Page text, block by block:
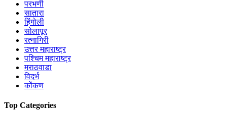
परभणी
सातारा
हिंगोली
सोलापूर
रत्नागिरी
उत्तर महाराष्ट्र
पश्चिम महाराष्ट्र
मराठवाडा
विदर्भ
कोंकण
Top Categories